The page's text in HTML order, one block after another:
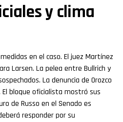
y clima
en el caso. El juez Martínez
Larsen. La pelea entre Bullrich y
La denuncia de Orozco
bloque oficialista mostró sus
de Russo en el Senado es
responder por su